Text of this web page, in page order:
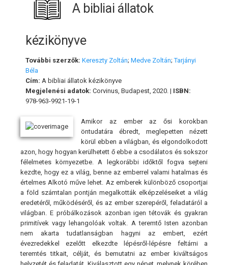
A bibliai állatok
kézikönyve
További szerzők: Kereszty Zoltán; Medve Zoltán;Tarjányi
Béla
Cím: A bibliai állatok kézikönyve
Megjelenési adatok: Corvinus, Budapest, 2020. | ISBN:
978-963-9921-19-1
Amikor az ember az ősi korokban
öntudatára ébredt, meglepetten nézett
körül ebben a világban, és elgondolkodott
azon, hogy hogyan kerülhetett ő ebbe a csodálatos és sokszor
félelmetes környezetbe. A legkorábbi időktől fogva sejteni
kezdte, hogy ez a világ, benne az emberrel valami hatalmas és
értelmes Alkotó műve lehet. Az emberek különböző csoportjai
a föld számtalan pontján megalkották elképzeléseiket a világ
eredetéről, működéséről, és az ember szerepéről, feladatáról a
világban. E próbálkozások azonban igen tétovák és gyakran
primitívek vagy lehangolóak voltak. A teremtő Isten azonban
nem akarta tudatlanságban hagyni az embert, ezért
évezredekkel ezelőtt elkezdte lépésről-lépésre feltárni a
teremtés titkait, célját, és bemutatni az ember kiváltságos